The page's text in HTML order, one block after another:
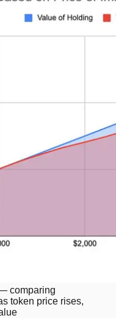
comparing
token price rises,